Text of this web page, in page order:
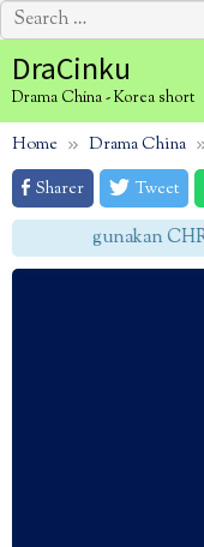
Search
for:
to
content
DraCinku
Drama China - Korea short
Home Drama China
Sharer
Tweet
gunakan